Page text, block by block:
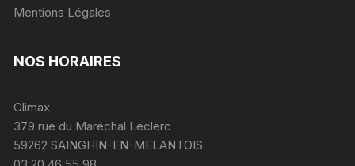
Mentions Légales
NOS HORAIRES
Climax
379 rue du Maréchal Leclerc
59262 SAINGHIN-EN-MELANTOIS